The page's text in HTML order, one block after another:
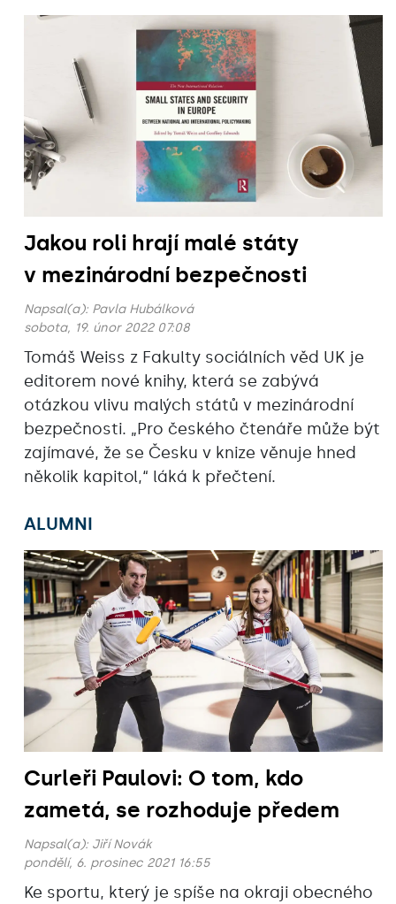
Jakou roli hrají malé státy
v mezinárodní bezpečnosti
Napsal(a): Pavla Hubálková
sobota, 19. únor 2022 07:08
Tomáš Weiss z Fakulty sociálních věd UK je
editorem nové knihy, která se zabývá
otázkou vlivu malých států v mezinárodní
bezpečnosti. „Pro českého čtenáře může být
zajímavé, že se Česku v knize věnuje hned
několik kapitol,“ láká k přečtení.
ALUMNI
Curleři Paulovi: O tom, kdo
zametá, se rozhoduje předem
Napsal(a): Jiří Novák
pondělí, 6. prosinec 2021 16:55
Ke sportu, který je spíše na okraji obecného